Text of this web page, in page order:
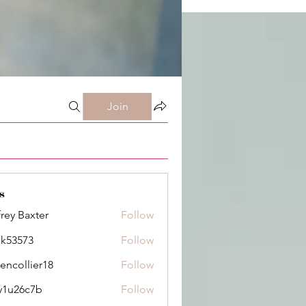
Join
Baxter Follow
Follow
Follow
Follow